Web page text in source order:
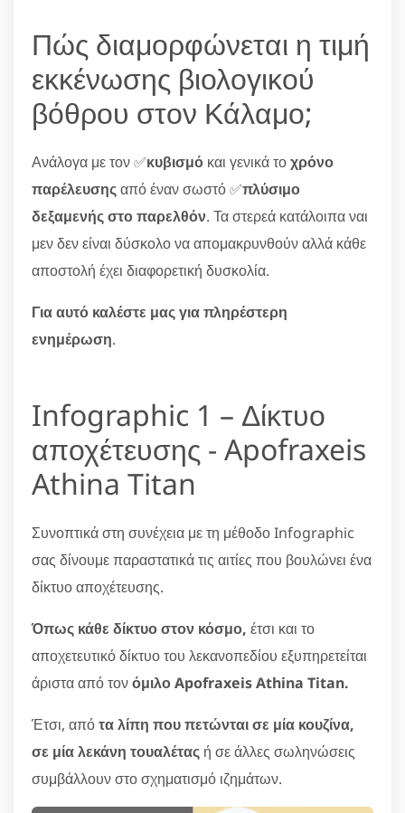
Πώς διαμορφώνεται η τιμή
εκκένωσης βιολογικού
βόθρου στον Κάλαμο;
Ανάλογα με τον ✅κυβισμό και γενικά τοχρόνο
παρέλευσηςαπό έναν σωστό ✅πλύσιμο
δεξαμενής στο παρελθόν. Τα στερεά κατάλοιπα ναι
μεν δεν είναι δύσκολο να απομακρυνθούν αλλά κάθε
αποστολή έχει διαφορετική δυσκολία.
Για αυτό καλέστε μας για πληρέστερη
ενημέρωση.
Infographic 1 – Δίκτυο
αποχέτευσης - Apofraxeis
Athina Titan
Συνοπτικά στη συνέχεια με τη μέθοδο Infographic
σας δίνουμε παραστατικά τις αιτίες που βουλώνει ένα
δίκτυο αποχέτευσης.
Όπως κάθε δίκτυο στον κόσμο, έτσι και το
αποχετευτικό δίκτυο του λεκανοπεδίου εξυπηρετείται
άριστα από τονόμιλο Apofraxeis Athina Titan.
Έτσι, απότα λίπη που πετώνται σε μία κουζίνα,
σε μία λεκάνη τουαλέτας ή σε άλλες σωληνώσεις
συμβάλλουν στο σχηματισμό ιζημάτων.